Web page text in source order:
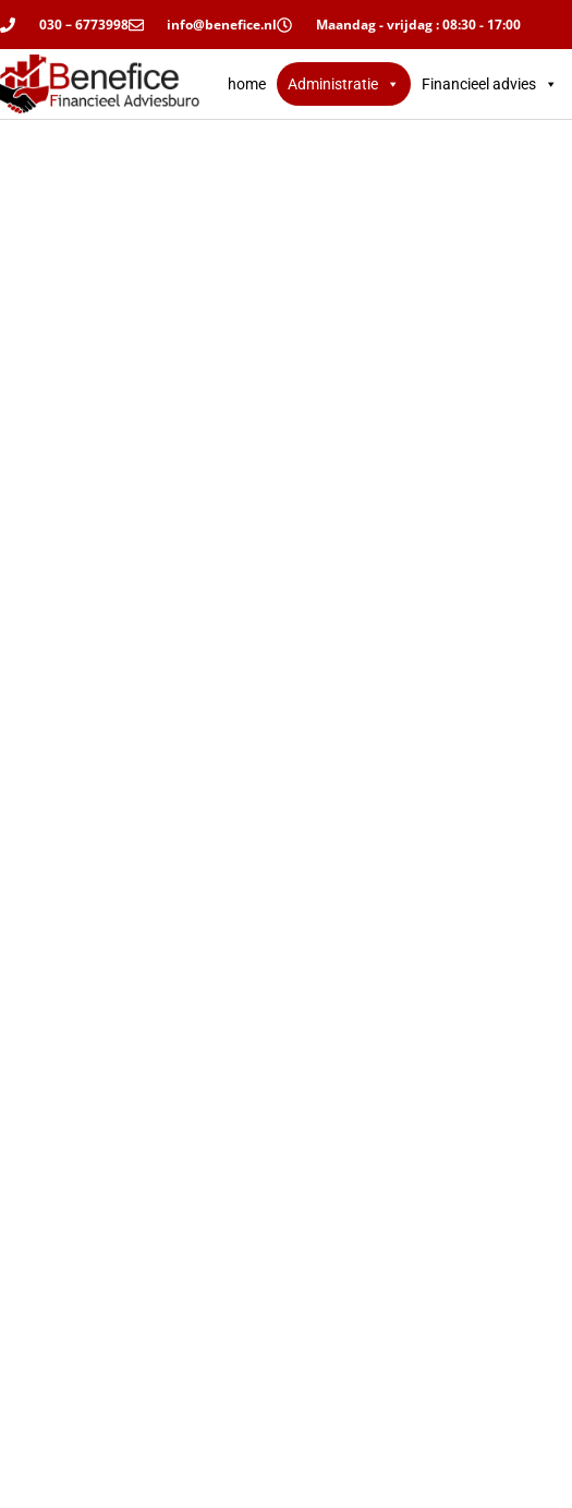
030 – 6773998 info@benefice.nl Maandag - vrijdag : 08:30 - 17:00
home Administratie Financieel advies